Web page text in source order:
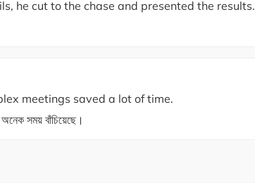
he cut to the chase and presented the results.
meetings saved a lot of time.
অনেক সময় বাঁচিয়েছে।